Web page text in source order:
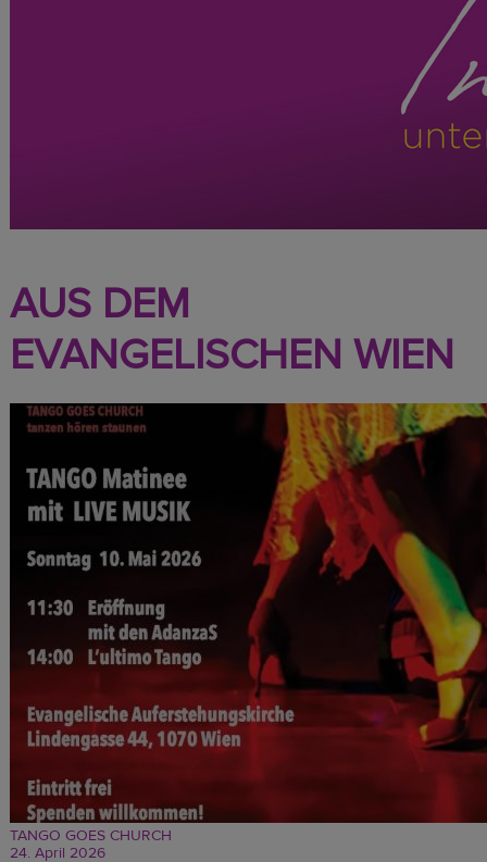
AUS DEM
EVANGELISCHEN WIEN
TANGO GOES CHURCH
24. April 2026